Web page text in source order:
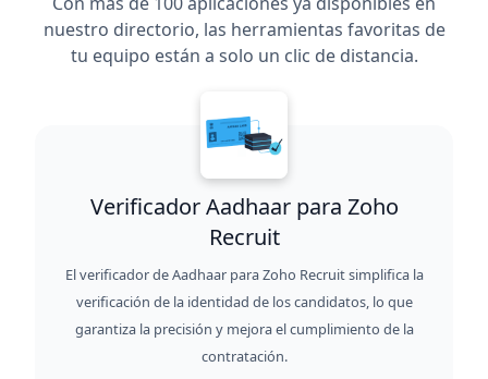
nuestro directorio, las herramientas favoritas de
tu equipo están a solo un clic de distancia.
Verificador Aadhaar para Zoho
Recruit
El verificador de Aadhaar para Zoho Recruit simplifica la
verificación de la identidad de los candidatos, lo que
garantiza la precisión y mejora el cumplimiento de la
contratación.